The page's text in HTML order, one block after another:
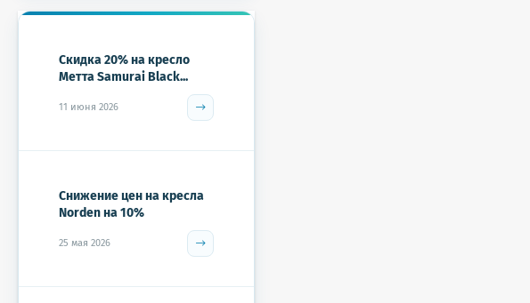
Скидка 20% на кресло
Метта Samurai Black...
11 июня 2026
Снижение цен на кресла
Norden на 10%
25 мая 2026